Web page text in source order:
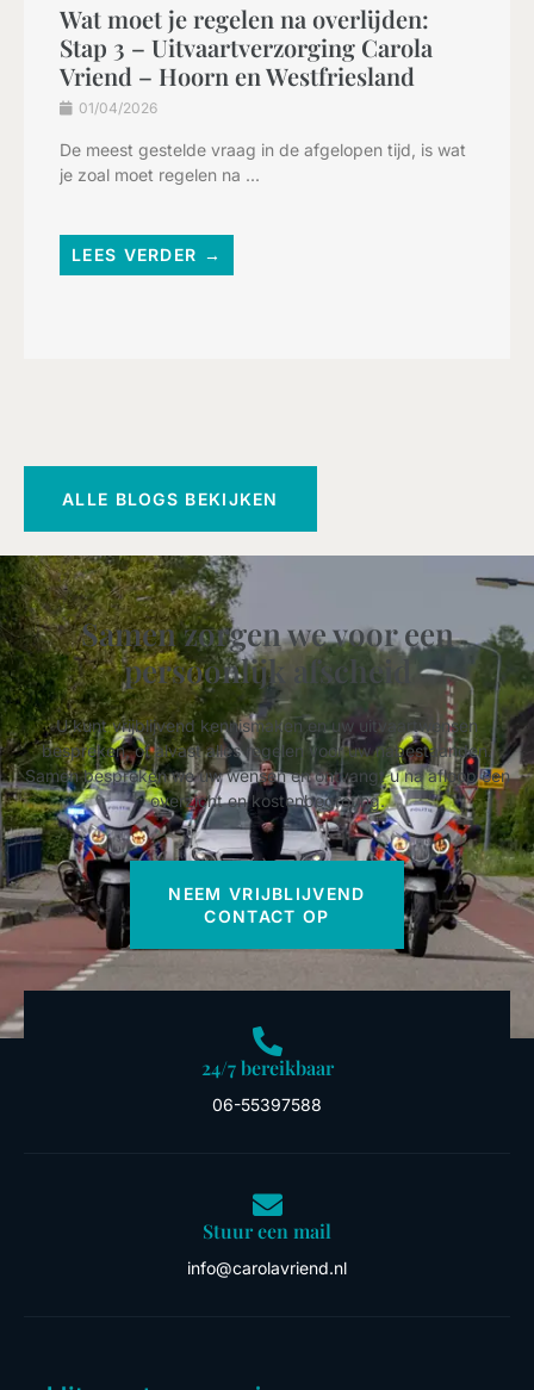
Wat moet je regelen na overlijden:
Stap 3 – Uitvaartverzorging Carola
Vriend – Hoorn en Westfriesland
01/04/2026
De meest gestelde vraag in de afgelopen tijd, is wat
je zoal moet regelen na ...
LEES VERDER →
ALLE BLOGS BEKIJKEN
Samen zorgen we voor een
persoonlijk afscheid
U kunt vrijblijvend kennismaken en uw uitvaartwensen
bespreken, of alvast alles regelen voor uw nabestaanden.
Samen bespreken we uw wensen en ontvangt u na afloop een
overzicht en kostenbegroting.
NEEM VRIJBLIJVEND
CONTACT OP
24/7 bereikbaar
06-55397588
Stuur een mail
info@carolavriend.nl